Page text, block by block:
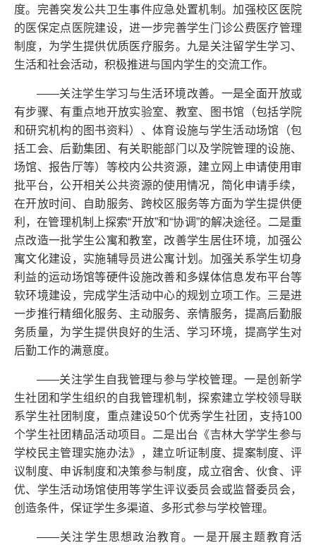
度。完善突发公共卫生事件应急处置机制。加强校区医院
的医保定点医院建设，进一步完善学生门诊公费医疗管理
制度，为学生提供优质医疗服务。九是关注留学生学习、
生活和社会活动，积极推进与国内学生的交流工作。
——关注学生学习与生活环境改善。一是全面开放或
有步骤、有重点地开放实验室、教室、图书馆（包括学院
和研究机构的图书资料）、体育设施与学生活动场馆（包
括工会、后勤集团、有关职能部门以及学院管理的设施、
场馆、报告厅等）等校内公共资源，建立网上申请使用审
批平台，公开相关公共资源的使用情况，简化申请手续，
在开放时间、自助服务、跨校区服务等方面为学生提供便
利，在管理机制上探索“开放”和“协调”的解决途径。二是重
点改造一批学生公寓和教室，改善学生居住环境，加强公
寓文化建设，实施辅导员进公寓计划。加强关系学生切身
利益的运动场馆等硬件设施改善和多媒体信息发布平台等
软环境建设，完成学生活动中心的规划立项工作。三是进
一步推行精细化服务、主动服务、亲情服务，提高后勤服
务质量，为学生提供良好的生活、学习环境，提高学生对
后勤工作的满意度。
——关注学生自我管理与参与学校管理。一是创新学
生社团和学生组织的自我管理机制，探索建立学校领导联
系学生社团制度，重点建设50个优秀学生社团，支持100
个学生社团精品活动项目。二是出台《吉林大学学生参与
学校民主管理实施办法》，建立听证制度、提案制度、评
议制度、申诉制度和决策参与制度，成立宿舍、伙食、评
优、学生活动场馆使用等学生评议委员会或监督委员会，
创造条件，保证学生多渠道、多形式参与学校管理。
——关注学生思想政治教育。一是开展主题教育活